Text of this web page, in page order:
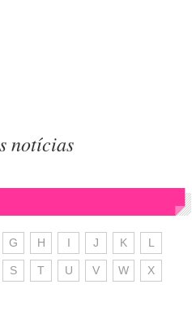
notícias
G H I J K L
S T U V W X